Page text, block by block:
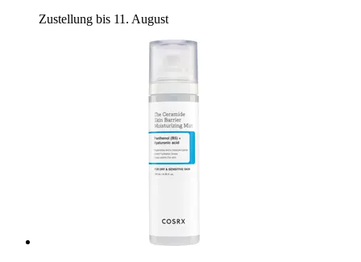
Zustellung bis 11. August